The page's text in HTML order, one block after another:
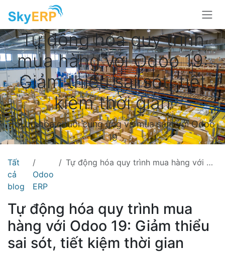
Skip to Content
Tự động hóa quy trình
mua hàng với Odoo 19:
Giảm thiểu sai sót, tiết
kiệm thời gian
Tối ưu hóa chuỗi cung ứng và mua sắm với Odoo
19
Tất
cả
blog
Odoo
ERP
Tự động hóa quy trình mua hàng với Odoo 19: Giảm thiểu sai sót, tiết kiệm thời gian
Tự động hóa quy trình mua
hàng với Odoo 19: Giảm thiểu
sai sót, tiết kiệm thời gian